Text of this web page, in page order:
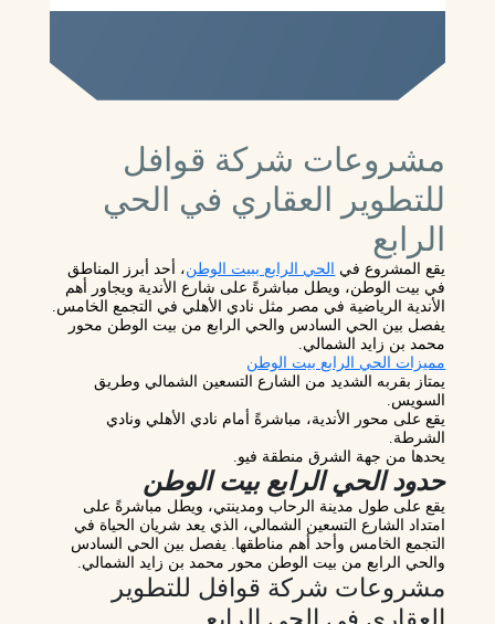
مشروعات شركة قوافل
للتطوير العقاري في الحي
الرابع
يقع المشروع في الحي الرابع ببيت الوطن، أحد أبرز المناطق
في بيت الوطن، ويطل مباشرةً على شارع الأندية ويجاور أهم
الأندية الرياضية في مصر مثل نادي الأهلي في التجمع الخامس.
يفصل بين الحي السادس والحي الرابع من بيت الوطن محور
محمد بن زايد الشمالي.
مميزات الحي الرابع بيت الوطن
يمتاز بقربه الشديد من الشارع التسعين الشمالي وطريق
السويس.
يقع على محور الأندية، مباشرةً أمام نادي الأهلي ونادي
الشرطة.
يحدها من جهة الشرق منطقة فيو.
حدود الحي الرابع بيت الوطن
يقع على طول مدينة الرحاب ومدينتي، ويطل مباشرةً على
امتداد الشارع التسعين الشمالي، الذي يعد شريان الحياة في
التجمع الخامس وأحد أهم مناطقها. يفصل بين الحي السادس
والحي الرابع من بيت الوطن محور محمد بن زايد الشمالي.
مشروعات شركة قوافل للتطوير
العقاري في الحي الرابع